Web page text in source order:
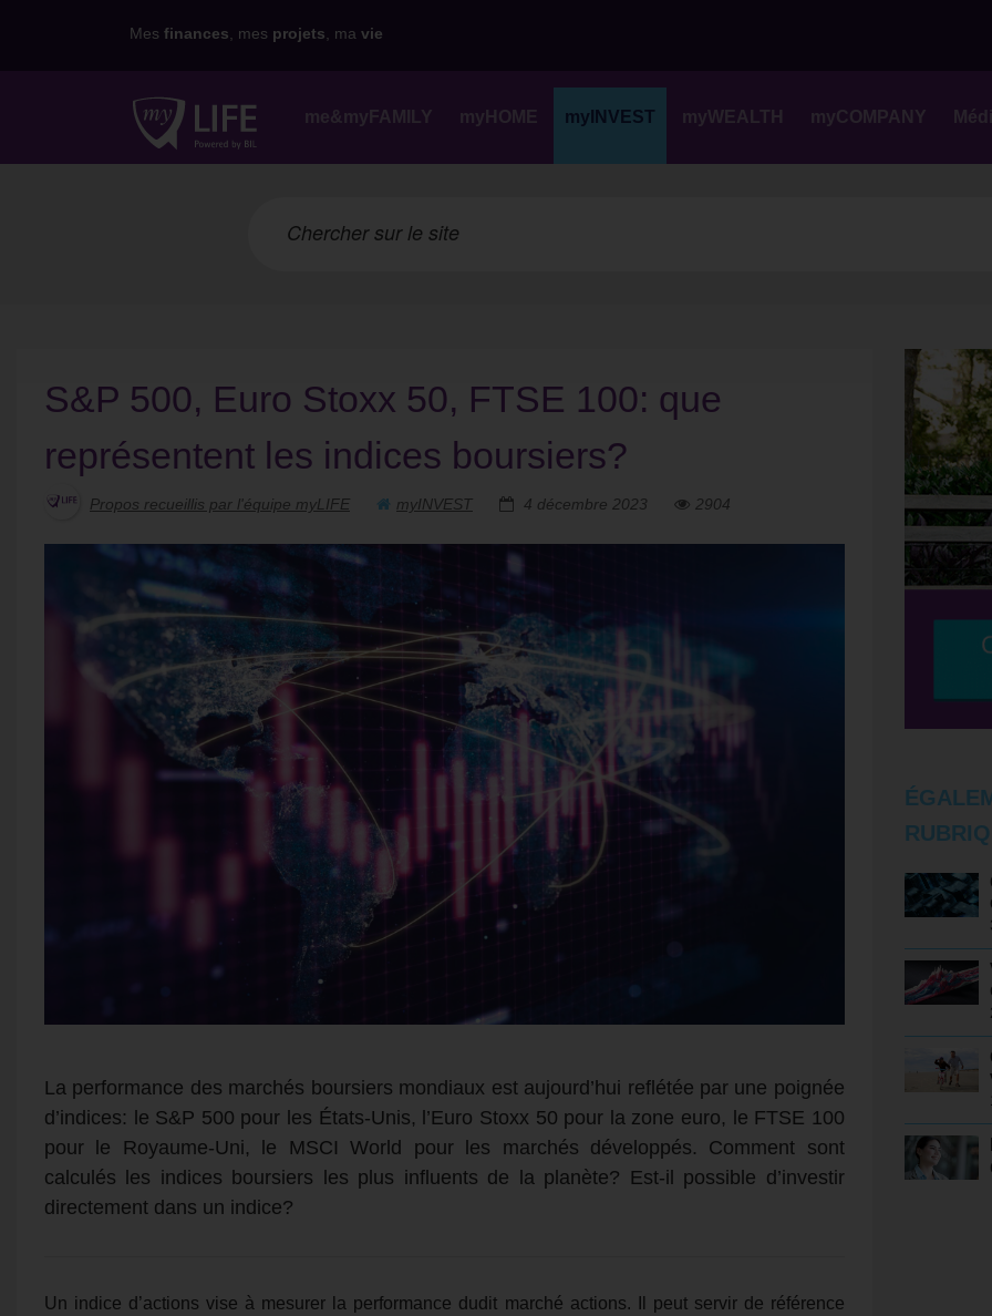
Mes finances , mes projets , ma vie
me&myFAMILY myHOME myINVEST myWEALTH myCOMPANY
S&P 500, Euro Stoxx 50, FTSE 100: que
représentent les indices boursiers?
Propos recueillis par l'équipe myLIFE myINVEST 4 décembre 2023 2904
La performance des marchés boursiers mondiaux est aujourd’hui reflétée par une poignée
d’indices: le S&P 500 pour les États-Unis, l’Euro Stoxx 50 pour la zone euro, le FTSE 100
pour le Royaume-Uni, le MSCI World pour les marchés développés. Comment sont
calculés les indices boursiers les plus influents de la planète? Est-il possible d’investir
directement dans un indice?
Un indice d’actions vise à mesurer la performance dudit marché actions. Il peut servir de référence